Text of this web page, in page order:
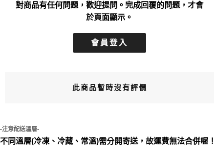
對商品有任何問題，歡迎提問。完成回覆的問題，才會
於頁面顯示。
會員登入
此商品暫時沒有評價
-注意配送溫層-
不同溫層(冷凍、冷藏、常溫)需分開寄送，故運費無法合併喔！